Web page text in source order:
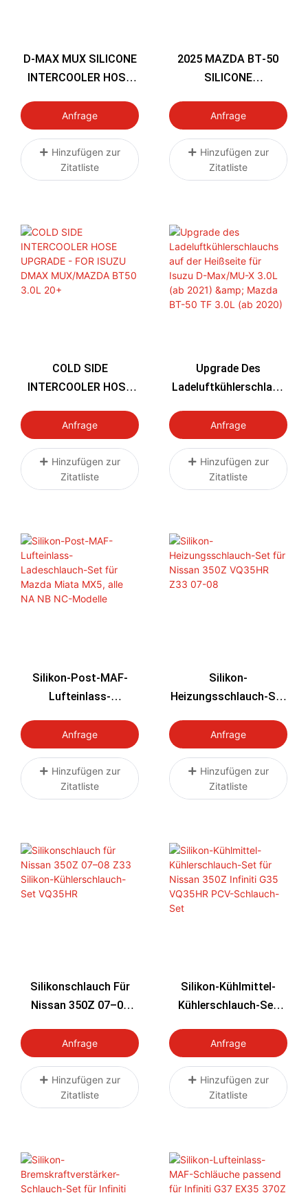
D-MAX MUX SILICONE
INTERCOOLER HOSE
Anfrage
Hinzufügen zur
Zitatliste
2025 MAZDA BT-50
SILICONE
SET
Anfrage
Hinzufügen zur
Zitatliste
COLD SIDE
INTERCOOLER HOSE
DMAX MUX/MAZDA
BT50 3.0L 20+
Anfrage
Hinzufügen zur
Zitatliste
Upgrade Des
Ladeluftkühlerschlauc
Für Isuzu D-Max/MU-X
3.0L (ab 2021) &
Mazda BT-50 TF 3.0L
(ab 2020)
Anfrage
Hinzufügen zur
Zitatliste
Silikon-Post-MAF-
Lufteinlass-
Mazda Miata MX5, Alle
NA NB NC-Modelle
Anfrage
Hinzufügen zur
Zitatliste
Silikon-
Heizungsschlauch-Set
VQ35HR Z33 07-08
Anfrage
Hinzufügen zur
Zitatliste
Silikonschlauch Für
Nissan 350Z 07–08
Kühlerschlauch-Set
VQ35HR
Anfrage
Hinzufügen zur
Zitatliste
Silikon-Kühlmittel-
Kühlerschlauch-Set
Infiniti G35 VQ35HR
PCV-Schlauch-Set
Anfrage
Hinzufügen zur
Zitatliste